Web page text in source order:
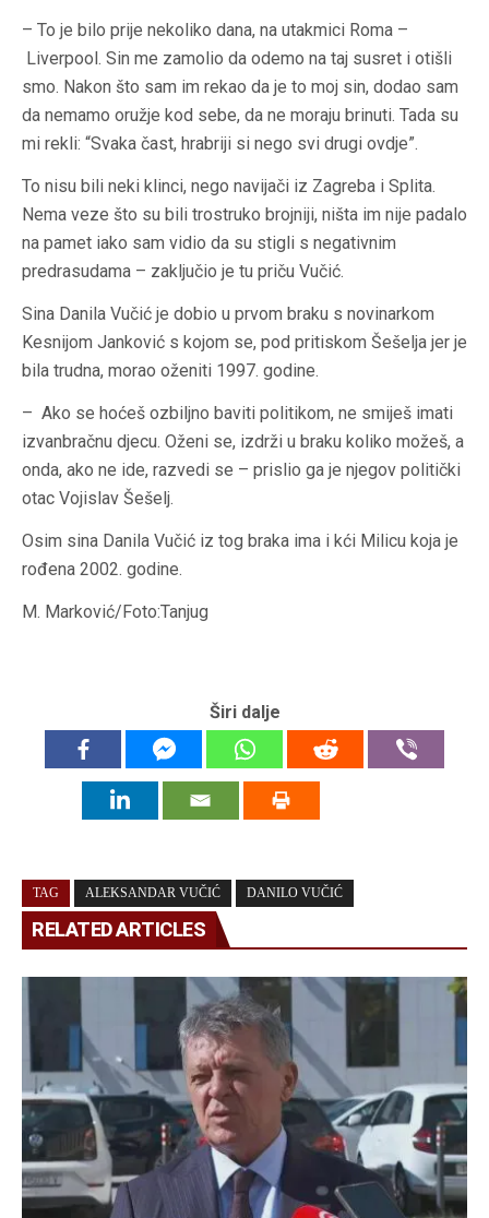
– To je bilo prije nekoliko dana, na utakmici Roma –
Liverpool. Sin me zamolio da odemo na taj susret i otišli
smo. Nakon što sam im rekao da je to moj sin, dodao sam
da nemamo oružje kod sebe, da ne moraju brinuti. Tada su
mi rekli: “Svaka čast, hrabriji si nego svi drugi ovdje”.
To nisu bili neki klinci, nego navijači iz Zagreba i Splita.
Nema veze što su bili trostruko brojniji, ništa im nije padalo
na pamet iako sam vidio da su stigli s negativnim
predrasudama – zaključio je tu priču Vučić.
Sina Danila Vučić je dobio u prvom braku s novinarkom
Kesnijom Janković s kojom se, pod pritiskom Šešelja jer je
bila trudna, morao oženiti 1997. godine.
– Ako se hoćeš ozbiljno baviti politikom, ne smiješ imati
izvanbračnu djecu. Oženi se, izdrži u braku koliko možeš, a
onda, ako ne ide, razvedi se – prislio ga je njegov politički
otac Vojislav Šešelj.
Osim sina Danila Vučić iz tog braka ima i kći Milicu koja je
rođena 2002. godine.
M. Marković/Foto:Tanjug
Širi dalje
TAG ALEKSANDAR VUČIĆ DANILO VUČIĆ
RELATED ARTICLES